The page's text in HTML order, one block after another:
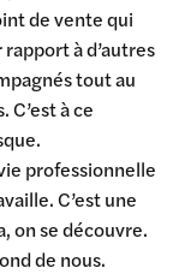
de vente qui
à d’autres
tout au
à ce
professionnelle
C’est une
on se découvre.
de nous.